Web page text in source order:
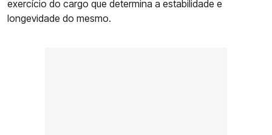
exercício do cargo que determina a estabilidade e
longevidade do mesmo.